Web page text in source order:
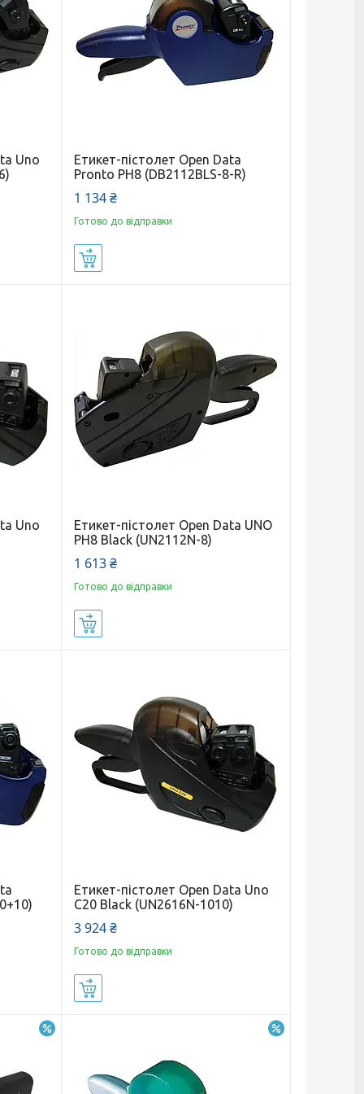
Uno
Етикет-пістолет Open Data
Pronto PH8 (DB2112BLS-8-R)
1 134 ₴
Готово до відправки
Uno
Етикет-пістолет Open Data UNO
PH8 Black (UN2112N-8)
1 613 ₴
Готово до відправки
Етикет-пістолет Open Data Uno
С20 Black (UN2616N-1010)
3 924 ₴
Готово до відправки